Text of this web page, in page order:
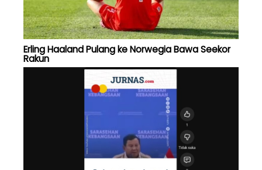
Erling Haaland Pulang ke Norwegia Bawa Seekor
Rakun